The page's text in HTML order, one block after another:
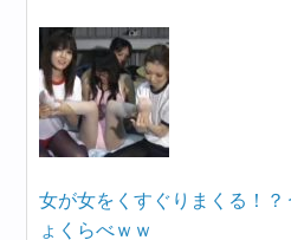
女が女をくすぐりまくる！
ょくらべｗｗ